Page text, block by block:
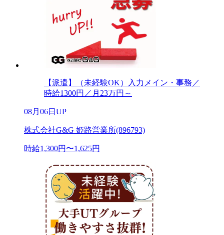
【派遣】（未経験OK）入力メイン・事務／
時給1300円／月23万円～
08月06日UP
株式会社G&G 姫路営業所(896793)
時給1,300円〜1,625円